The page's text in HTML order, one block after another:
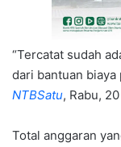
“Tercatat sudah
dari bantuan biaya
NTBSatu, Rabu,
Total anggaran